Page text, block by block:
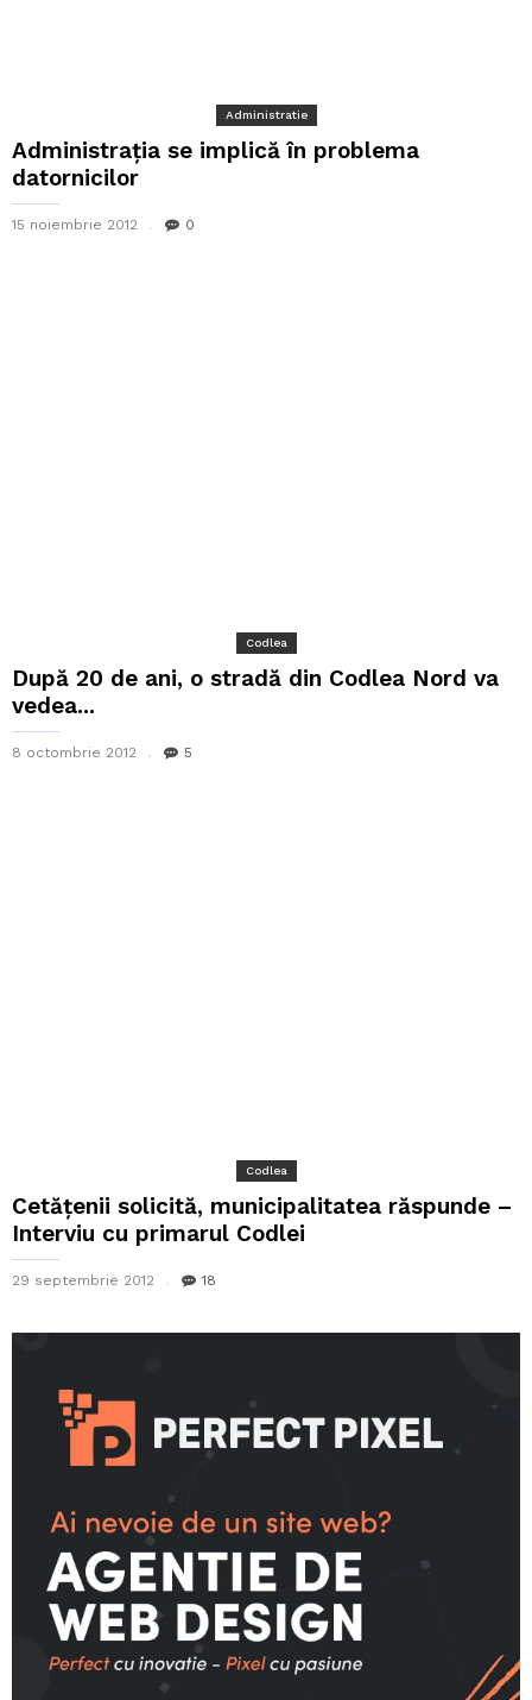
Administratie
Administrația se implică în problema
datornicilor
15 noiembrie 2012 0
Codlea
După 20 de ani, o stradă din Codlea Nord va
vedea...
8 octombrie 2012 5
Codlea
Cetățenii solicită, municipalitatea răspunde –
Interviu cu primarul Codlei
29 septembrie 2012 18